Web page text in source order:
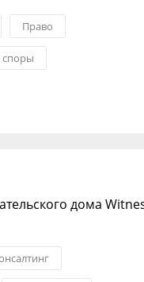
Право
дома